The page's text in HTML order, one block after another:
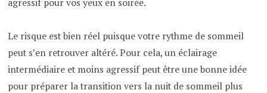
Le risque est bien réel puisque votre rythme de sommeil
peut s’en retrouver altéré. Pour cela, un éclairage
intermédiaire et moins agressif peut être une bonne idée
pour préparer la transition vers la nuit de sommeil plus